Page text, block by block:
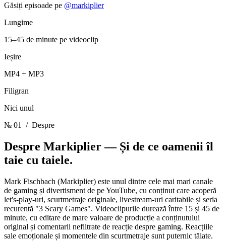
Găsiți episoade pe @markiplier
Lungime
15–45 de minute pe videoclip
Ieșire
MP4 + MP3
Filigran
Nici unul
№ 01
/ Despre
Despre Markiplier — Și de ce oamenii îl
taie cu taiele.
Mark Fischbach (Markiplier) este unul dintre cele mai mari canale
de gaming și divertisment de pe YouTube, cu conținut care acoperă
let's-play-uri, scurtmetraje originale, livestream-uri caritabile și seria
recurentă "3 Scary Games". Videoclipurile durează între 15 și 45 de
minute, cu editare de mare valoare de producție a conținutului
original și comentarii nefiltrate de reacție despre gaming. Reacțiile
sale emoționale și momentele din scurtmetraje sunt puternic tăiate.